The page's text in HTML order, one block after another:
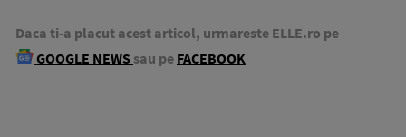
Daca ti-a placut acest articol, urmareste ELLE.ro pe
GOOGLE NEWS sau pe FACEBOOK